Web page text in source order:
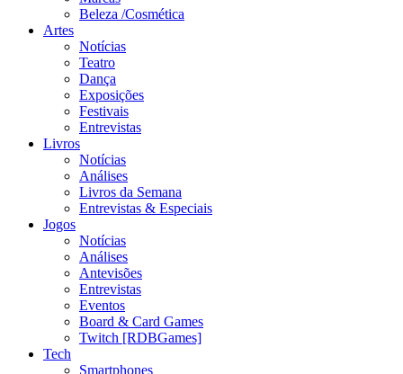
Beleza /Cosmética
Artes
Notícias
Teatro
Dança
Exposições
Festivais
Entrevistas
Livros
Notícias
Análises
Livros da Semana
Entrevistas & Especiais
Jogos
Notícias
Análises
Antevisões
Entrevistas
Eventos
Board & Card Games
Twitch [RDBGames]
Tech
Smartphones